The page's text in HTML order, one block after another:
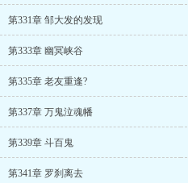
第331章 邹大发的发现
第333章 幽冥峡谷
第335章 老友重逢?
第337章 万鬼泣魂幡
第339章 斗百鬼
第341章 罗刹离去